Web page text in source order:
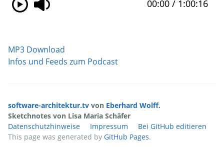
MP3 Download
Infos und Feeds zum Podcast
software-architektur.tv von Eberhard Wolff.
Sketchnotes von Lisa Maria Schäfer
Datenschutzhinweise
Impressum
Bei GitHub editieren
This page was generated by GitHub Pages.